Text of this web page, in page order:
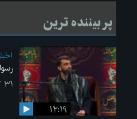
لحظاتی از قرائت زیارت
پر بیننده ترین
۱۲:۱۹
اخبار
۳۱ /خرداد/ ۱۴۰۵